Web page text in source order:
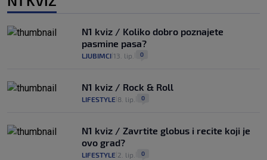
N1 kviz / Koliko dobro poznajete
pasmine pasa?
LJUBIMCI 13. lip. 0
N1 kviz / Rock & Roll
LIFESTYLE 8. lip. 0
N1 kviz / Zavrtite globus i recite koji je
ovo grad?
LIFESTYLE 2. lip. 0